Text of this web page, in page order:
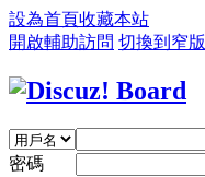
設為首頁收藏本站
開啟輔助訪問 切換到窄版
密碼